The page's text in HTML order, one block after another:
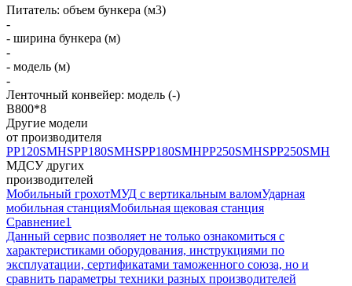
Питатель: объем бункера (м3)
-
- ширина бункера (м)
-
- модель (м)
-
Ленточный конвейер: модель (-)
B800*8
Другие модели
от производителя
PP120SMHSPP180SMHSPP180SMHPP250SMHSPP250SMH
МДСУ других
производителей
Мобильный грохотМУД с вертикальным валомУдарная
мобильная станцияМобильная щековая станция
Сравнение1
Данный сервис позволяет не только ознакомиться с
характеристиками оборудования, инструкциями по
эксплуатации, сертификатами таможенного союза, но и
сравнить параметры техники разных производителей